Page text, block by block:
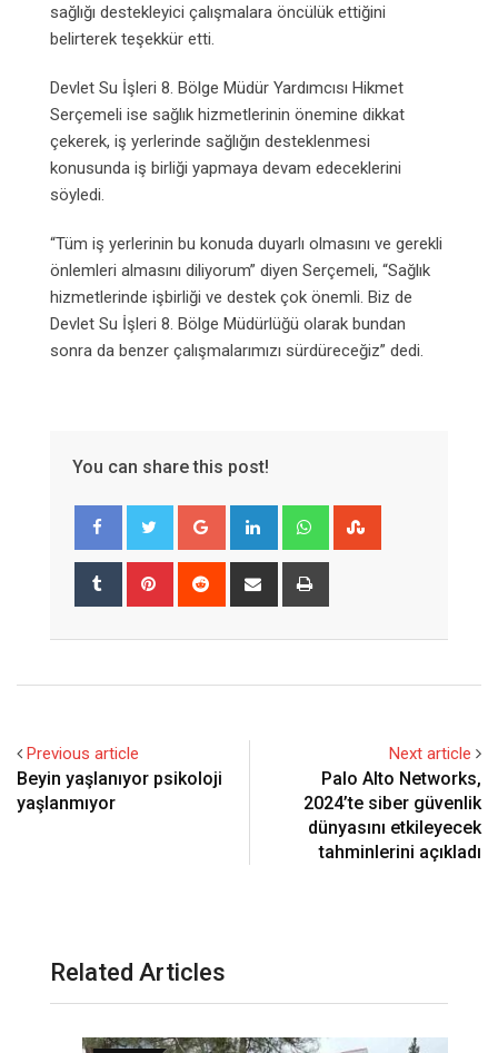
sağlığı destekleyici çalışmalara öncülük ettiğini
belirterek teşekkür etti.
Devlet Su İşleri 8. Bölge Müdür Yardımcısı Hikmet
Serçemeli ise sağlık hizmetlerinin önemine dikkat
çekerek, iş yerlerinde sağlığın desteklenmesi
konusunda iş birliği yapmaya devam edeceklerini
söyledi.
“Tüm iş yerlerinin bu konuda duyarlı olmasını ve gerekli
önlemleri almasını diliyorum” diyen Serçemeli, “Sağlık
hizmetlerinde işbirliği ve destek çok önemli. Biz de
Devlet Su İşleri 8. Bölge Müdürlüğü olarak bundan
sonra da benzer çalışmalarımızı sürdüreceğiz” dedi.
You can share this post!
Google+ LinkedIn Whatsapp
Tumblr Pinterest Reddit
Share
Previous article
Beyin yaşlanıyor psikoloji
yaşlanmıyor
Next article
Palo Alto Networks,
2024’te siber güvenlik
dünyasını etkileyecek
tahminlerini açıkladı
Related Articles